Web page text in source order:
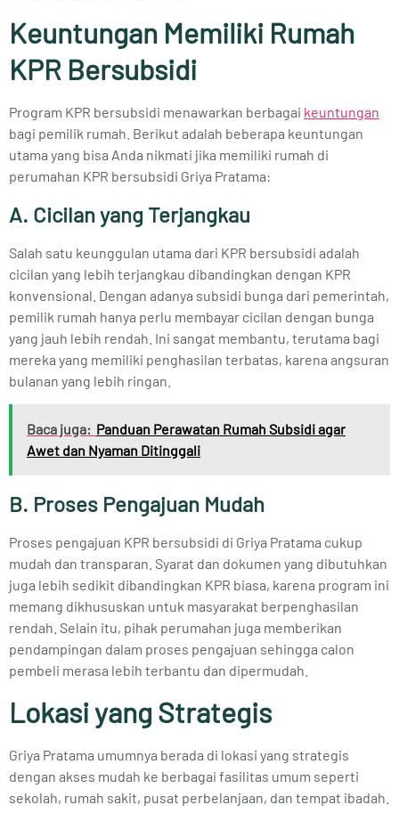
Keuntungan Memiliki Rumah
KPR Bersubsidi
Program KPR bersubsidi menawarkan berbagai keuntungan
bagi pemilik rumah. Berikut adalah beberapa keuntungan
utama yang bisa Anda nikmati jika memiliki rumah di
perumahan KPR bersubsidi Griya Pratama:
A. Cicilan yang Terjangkau
Salah satu keunggulan utama dari KPR bersubsidi adalah
cicilan yang lebih terjangkau dibandingkan dengan KPR
konvensional. Dengan adanya subsidi bunga dari pemerintah,
pemilik rumah hanya perlu membayar cicilan dengan bunga
yang jauh lebih rendah. Ini sangat membantu, terutama bagi
mereka yang memiliki penghasilan terbatas, karena angsuran
bulanan yang lebih ringan.
Baca juga: Panduan Perawatan Rumah Subsidi agar
Awet dan Nyaman Ditinggali
B. Proses Pengajuan Mudah
Proses pengajuan KPR bersubsidi di Griya Pratama cukup
mudah dan transparan. Syarat dan dokumen yang dibutuhkan
juga lebih sedikit dibandingkan KPR biasa, karena program ini
memang dikhususkan untuk masyarakat berpenghasilan
rendah. Selain itu, pihak perumahan juga memberikan
pendampingan dalam proses pengajuan sehingga calon
pembeli merasa lebih terbantu dan dipermudah.
Lokasi yang Strategis
Griya Pratama umumnya berada di lokasi yang strategis
dengan akses mudah ke berbagai fasilitas umum seperti
sekolah, rumah sakit, pusat perbelanjaan, dan tempat ibadah.